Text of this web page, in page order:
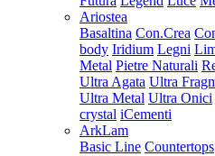
Ariostea
Basaltina Con.Crea
body Iridium Legni
Metal Pietre Naturali
Ultra Agata Ultra
Ultra Metal Ultra Onici
crystal iCementi
ArkLam
Basic Line Countertops